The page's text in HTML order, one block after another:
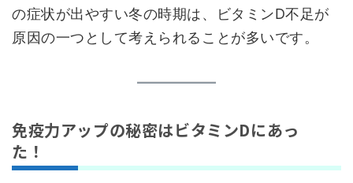
の症状が出やすい冬の時期は、ビタミンD不足が
原因の一つとして考えられることが多いです。
免疫力アップの秘密はビタミンDにあっ
た！